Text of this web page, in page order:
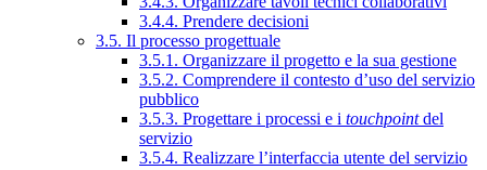
3.4.4. Prendere decisioni
3.5. Il processo progettuale
3.5.1. Organizzare il progetto e la sua gestione
3.5.2. Comprendere il contesto d’uso del servizio
pubblico
3.5.3. Progettare i processi e i touchpointdel
servizio
3.5.4. Realizzare l’interfaccia utente del servizio